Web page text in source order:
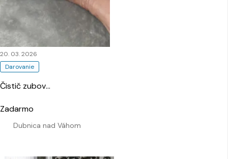
Darovanie
20. 03. 2026
Čistič zubov…
Dubnica nad Váhom
Zadarmo